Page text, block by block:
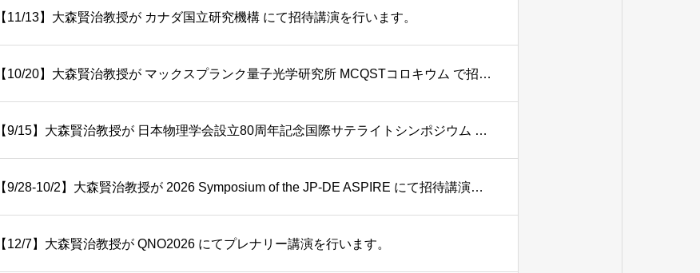
【11/13】大森賢治教授が カナダ国立研究機構 にて招待講演を行います。
【10/20】大森賢治教授が マックスプランク量子光学研究所 MCQSTコロキウム で招待講演を行います。
【9/15】大森賢治教授が 日本物理学会設立80周年記念国際サテライトシンポジウム にて招待講演を行います。
【9/28-10/2】大森賢治教授が 2026 Symposium of the JP-DE ASPIRE にて招待講演を行います。
【12/7】大森賢治教授が QNO2026 にてプレナリー講演を行います。